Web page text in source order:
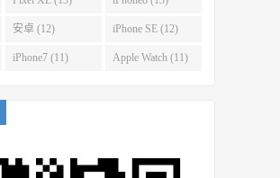
安卓 (12) iPhone SE (12)
iPhone7 (11) Apple Watch (11)